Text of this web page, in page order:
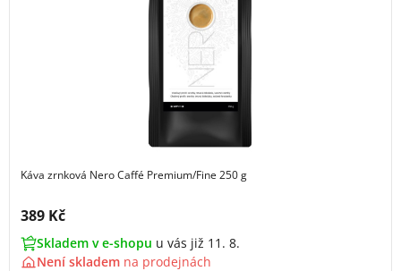
Káva zrnková Nero Caffé Premium/Fine 250 g
Cena s DPH:
389 Kč
Skladem v e-shopu u vás již 11. 8.
Není skladem na prodejnách